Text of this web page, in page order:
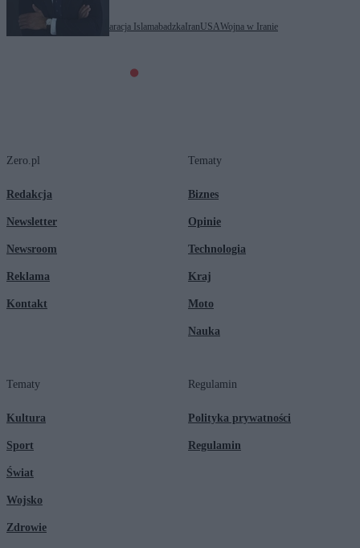
Bliski Wschód Deklaracja Islamabadzka IranUSAWojna w Iranie
Zero.pl
Redakcja
Newsletter
Newsroom
Reklama
Kontakt
Tematy
Biznes
Opinie
Technologia
Kraj
Moto
Nauka
Tematy
Kultura
Sport
Świat
Wojsko
Zdrowie
Regulamin
Polityka prywatności
Regulamin